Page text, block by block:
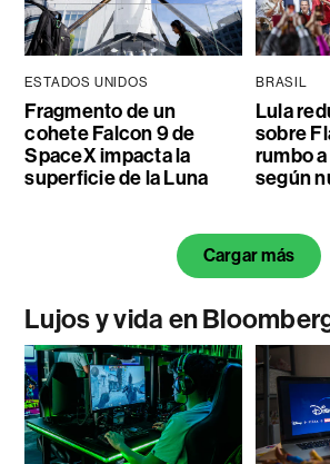
ESTADOS UNIDOS
Fragmento de un
cohete Falcon 9 de
SpaceX impacta la
superficie de la Luna
BRASIL
Lula
sobre
rumbo
según
Cargar más
Lujos y vida en